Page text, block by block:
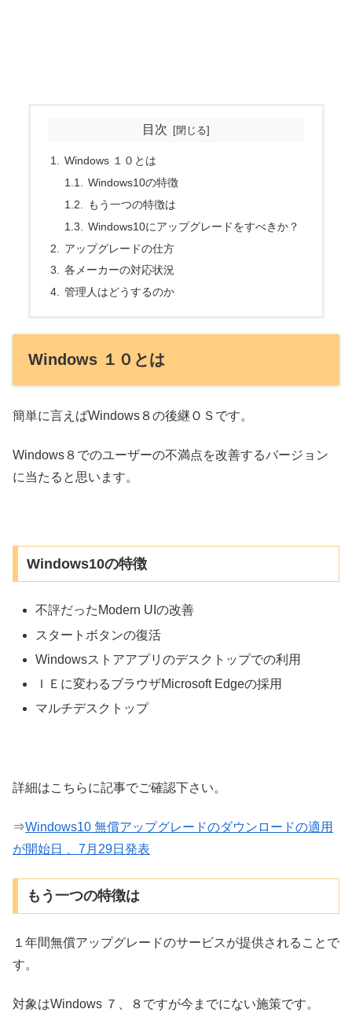
目次
Windows １０とは
Windows10の特徴
もう一つの特徴は
Windows10にアップグレードをすべきか？
アップグレードの仕方
各メーカーの対応状況
管理人はどうするのか
Windows １０とは
簡単に言えばWindows８の後継ＯＳです。
Windows８でのユーザーの不満点を改善するバージョン
に当たると思います。
Windows10の特徴
不評だったModern UIの改善
スタートボタンの復活
Windowsストアアプリのデスクトップでの利用
ＩＥに変わるブラウザMicrosoft Edgeの採用
マルチデスクトップ
詳細はこちらに記事でご確認下さい。
⇒Windows10 無償アップグレードのダウンロードの適用
が開始日 、7月29日発表
もう一つの特徴は
１年間無償アップグレードのサービスが提供されることで
す。
対象はWindows ７、８ですが今までにない施策です。